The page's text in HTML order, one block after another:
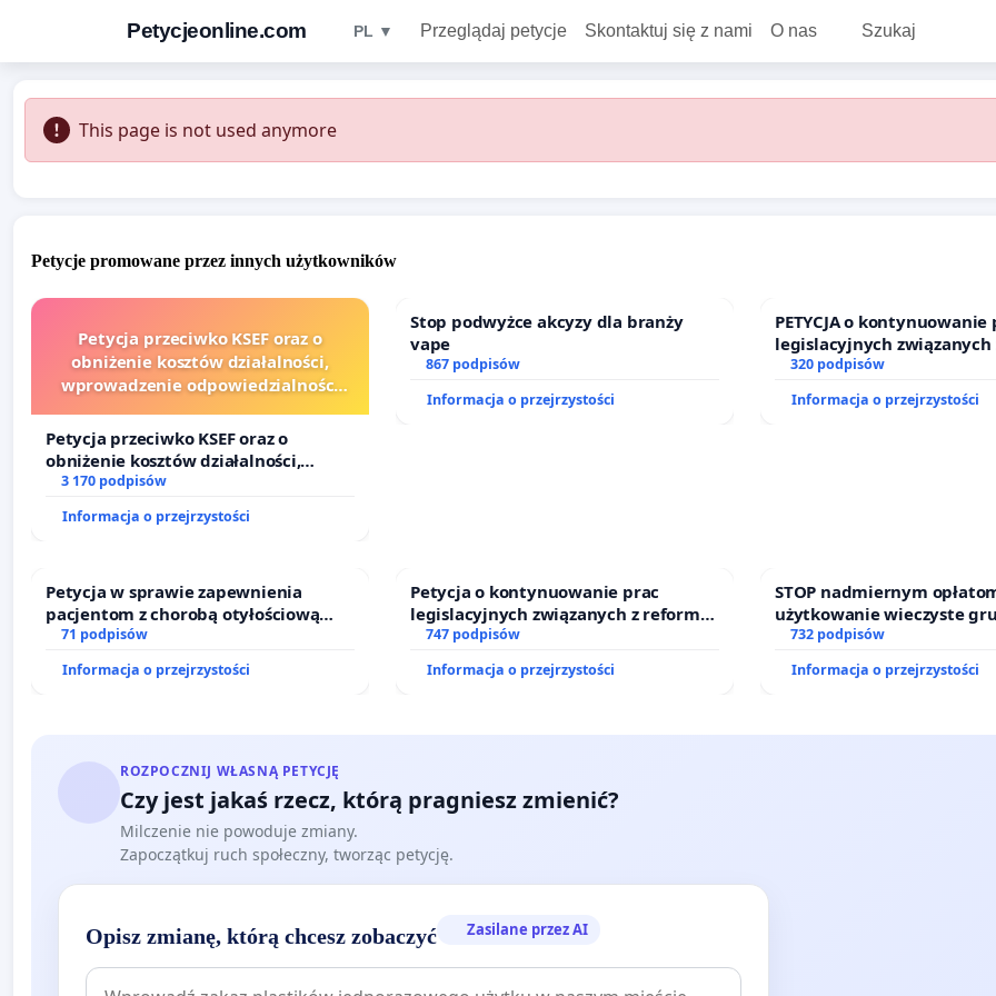
Petycjeonline.com PL ▼ Przeglądaj petycje Skontaktuj się z nami O nas Szukaj
This page is not used anymore
Petycje promowane przez innych użytkowników
Petycja przeciwko KSEF oraz o
obniżenie kosztów działalności,
wprowadzenie odpowiedzialności
sędziów
Petycja przeciwko KSEF oraz o
obniżenie kosztów działalności,
wprowadzenie odpowiedzialności
finansowej kluczowych urzędników i
sędziów
3 170 podpisów
Informacja o przejrzystości
Stop podwyżce akcyzy dla branży
vape
867 podpisów
Informacja o przejrzystości
PETYCJA o kontynuowanie
legislacyjnych
prawa rodzinnego
320 podpisów
Informacja o przejrzystości
Petycja w sprawie zapewnienia
pacjentom z chorobą otyłościową
dostępu do kompleksowego leczenia
oraz programów profilaktycznych.
71 podpisów
Informacja o przejrzystości
Petycja o kontynuowanie prac
legislacyjnych związanych z reformą
prawa rodzinnego
747 podpisów
Informacja o przejrzystości
STOP nadmiernym
użytkowanie wieczyste
zajmowanych przez
działkowe.
732 podpisów
Informacja o przejrzystości
ROZPOCZNIJ WŁASNĄ PETYCJĘ
Czy jest jakaś rzecz, którą pragniesz zmienić?
Milczenie nie powoduje zmiany.
Zapoczątkuj ruch społeczny, tworząc petycję.
Opisz zmianę, którą chcesz zobaczyć Zasilane przez AI